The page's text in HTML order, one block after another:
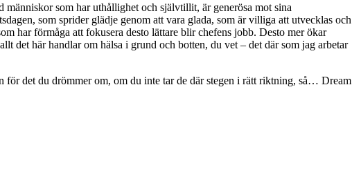
som har uthållighet och självtillit, är generösa mot sina
som sprider glädje genom att vara glada, som är villiga att utvecklas och
har förmåga att fokusera desto lättare blir chefens jobb. Desto mer ökar
det här handlar om hälsa i grund och botten, du vet – det där som jag arbetar
för det du drömmer om, om du inte tar de där stegen i rätt riktning, så… Dream